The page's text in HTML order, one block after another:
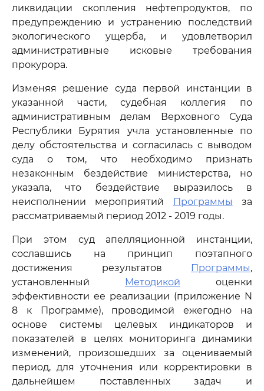
ликвидации скопления нефтепродуктов, по
предупреждению и устранению последствий
экологического ущерба, и удовлетворил
административные исковые требования
прокурора.
Изменяя решение суда первой инстанции в
указанной части, судебная коллегия по
административным делам Верховного Суда
Республики Бурятия учла установленные по
делу обстоятельства и согласилась с выводом
суда о том, что необходимо признать
незаконным бездействие министерства, но
указала, что бездействие выразилось в
неисполнении мероприятий
Программы за
рассматриваемый период 2012 - 2019 годы.
При этом суд апелляционной инстанции,
сославшись на принцип поэтапного
достижения результатов
Программы,
установленный
Методикой оценки
эффективности ее реализации (приложение N
8 к Программе), проводимой ежегодно на
основе системы целевых индикаторов и
показателей в целях мониторинга динамики
изменений, произошедших за оцениваемый
период, для уточнения или корректировки в
дальнейшем поставленных задач и